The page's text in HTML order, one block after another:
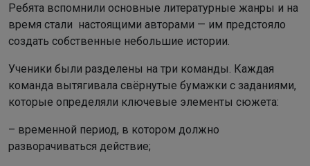
Ребята вспомнили основные литературные жанры и на
время стали настоящими авторами — им предстояло
создать собственные небольшие истории.
Ученики были разделены на три команды. Каждая
команда вытягивала свёрнутые бумажки с заданиями,
которые определяли ключевые элементы сюжета:
– временной период, в котором должно
разворачиваться действие;